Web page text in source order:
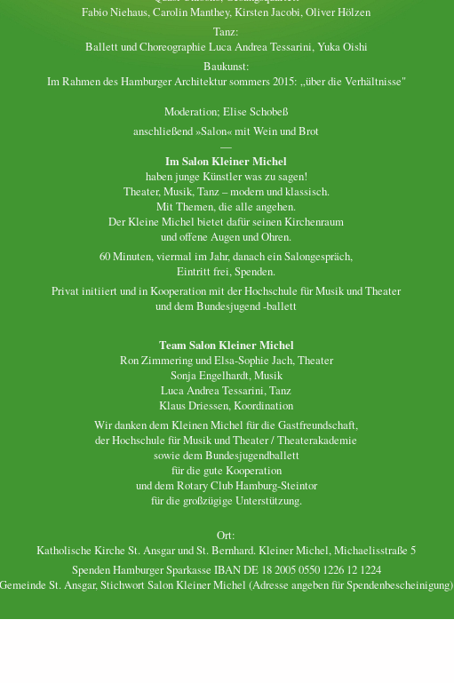
Fabio Niehaus, Carolin Manthey, Kirsten Jacobi, Oliver Hölzen
Tanz:
Ballett und Choreographie Luca Andrea Tessarini, Yuka Oishi
Baukunst:
Im Rahmen des Hamburger Architektur sommers 2015: „über die Verhältnisse"
Moderation; Elise Schobeß
anschließend »Salon« mit Wein und Brot
—
Im Salon Kleiner Michel
haben junge Künstler was zu sagen!
Theater, Musik, Tanz – modern und klassisch.
Mit Themen, die alle angehen.
Der Kleine Michel bietet dafür seinen Kirchenraum
und offene Augen und Ohren.
60 Minuten, viermal im Jahr, danach ein Salongespräch,
Eintritt frei, Spenden.
Privat initiiert und in Kooperation mit der Hochschule für Musik und Theater
und dem Bundesjugend -ballett
Team Salon Kleiner Michel
Ron Zimmering und Elsa-Sophie Jach, Theater
Sonja Engelhardt, Musik
Luca Andrea Tessarini, Tanz
Klaus Driessen, Koordination
Wir danken dem Kleinen Michel für die Gastfreundschaft,
der Hochschule für Musik und Theater / Theaterakademie
sowie dem Bundesjugendballett
für die gute Kooperation
und dem Rotary Club Hamburg-Steintor
für die großzügige Unterstützung.
Ort:
Katholische Kirche St. Ansgar und St. Bernhard. Kleiner Michel, Michaelisstraße 5
Spenden Hamburger Sparkasse IBAN DE 18 2005 0550 1226 12 1224
Gemeinde St. Ansgar, Stichwort Salon Kleiner Michel (Adresse angeben für Spendenbescheinigung)